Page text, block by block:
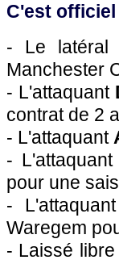
C'est officiel
- Le latéral
Manchester
- L'attaquant
contrat de 2
- L'attaquant
- L'attaquant
pour une
-
Waregem
- Laissé